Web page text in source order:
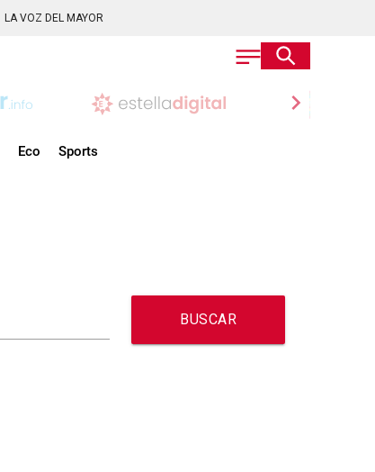
LA VOZ DEL MAYOR
chevron_right
Eco Sports
BUSCAR